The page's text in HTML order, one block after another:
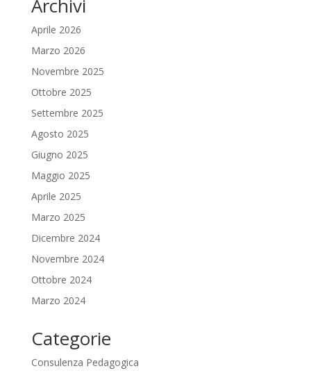
Archivi
Aprile 2026
Marzo 2026
Novembre 2025
Ottobre 2025
Settembre 2025
Agosto 2025
Giugno 2025
Maggio 2025
Aprile 2025
Marzo 2025
Dicembre 2024
Novembre 2024
Ottobre 2024
Marzo 2024
Categorie
Consulenza Pedagogica